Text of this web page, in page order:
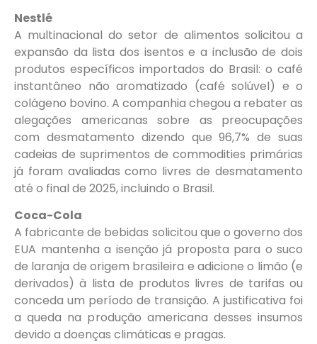
Nestlé
A multinacional do setor de alimentos solicitou a
expansão da lista dos isentos e a inclusão de dois
produtos específicos importados do Brasil: o café
instantâneo não aromatizado (café solúvel) e o
colágeno bovino. A companhia chegou a rebater as
alegações americanas sobre as preocupações
com desmatamento dizendo que 96,7% de suas
cadeias de suprimentos de commodities primárias
já foram avaliadas como livres de desmatamento
até o final de 2025, incluindo o Brasil.
Coca-Cola
A fabricante de bebidas solicitou que o governo dos
EUA mantenha a isenção já proposta para o suco
de laranja de origem brasileira e adicione o limão (e
derivados) à lista de produtos livres de tarifas ou
conceda um período de transição. A justificativa foi
a queda na produção americana desses insumos
devido a doenças climáticas e pragas.